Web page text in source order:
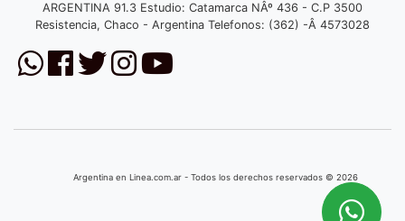
ARGENTINA 91.3 Estudio: Catamarca NÂº 436 - C.P 3500
Resistencia, Chaco - Argentina Telefonos: (362) -Â 4573028
Argentina en Linea.com.ar - Todos los derechos reservados © 2026